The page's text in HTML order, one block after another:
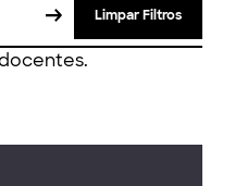
Limpar Filtros